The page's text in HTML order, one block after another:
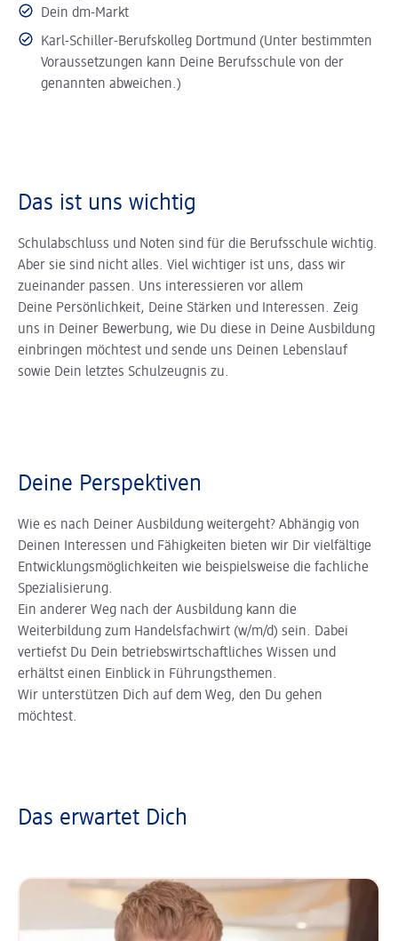
Dein dm-Markt
Karl-Schiller-Berufskolleg Dortmund (Unter bestimmten
Voraussetzungen kann Deine Berufsschule von der
genannten abweichen.)
Das ist uns wichtig
Schulabschluss und Noten sind für die Berufsschule wichtig.
Aber sie sind nicht alles. Viel wichtiger ist uns, dass wir
zueinander passen. Uns interessieren vor allem
Deine Persönlichkeit, Deine Stärken und Interessen. Zeig
uns in Deiner Bewerbung, wie Du diese in Deine Ausbildung
einbringen möchtest und sende uns Deinen Lebenslauf
sowie Dein letztes Schulzeugnis zu.
Deine Perspektiven
Wie es nach Deiner Ausbildung weitergeht? Abhängig von
Deinen Interessen und Fähigkeiten bieten wir Dir vielfältige
Entwicklungsmöglichkeiten wie beispielsweise die fachliche
Spezialisierung.
Ein anderer Weg nach der Ausbildung kann die
Weiterbildung zum Handelsfachwirt (w/m/d) sein. Dabei
vertiefst Du Dein betriebswirtschaftliches Wissen und
erhältst einen Einblick in Führungsthemen.
Wir unterstützen Dich auf dem Weg, den Du gehen
möchtest.
Das erwartet Dich